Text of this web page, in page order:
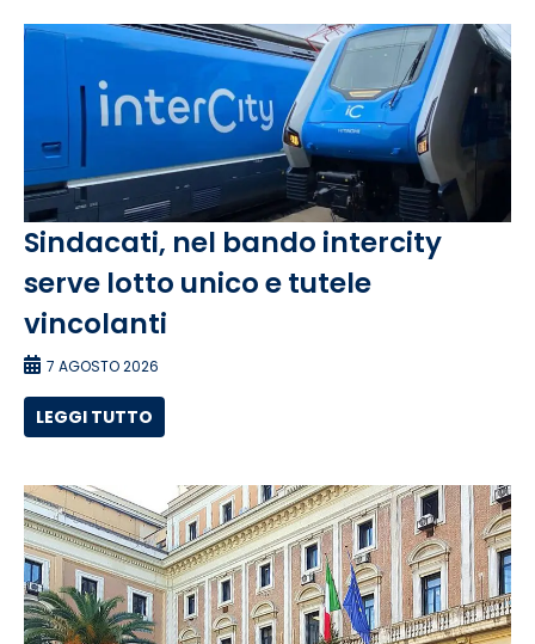
Sindacati, nel bando intercity
serve lotto unico e tutele
vincolanti
7 AGOSTO 2026
LEGGI TUTTO